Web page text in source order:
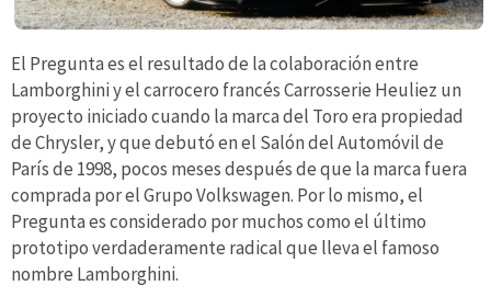
El Pregunta es el resultado de la colaboración entre
Lamborghini y el carrocero francés Carrosserie Heuliez un
proyecto iniciado cuando la marca del Toro era propiedad
de Chrysler, y que debutó en el Salón del Automóvil de
París de 1998, pocos meses después de que la marca fuera
comprada por el Grupo Volkswagen. Por lo mismo, el
Pregunta es considerado por muchos como el último
prototipo verdaderamente radical que lleva el famoso
nombre Lamborghini.